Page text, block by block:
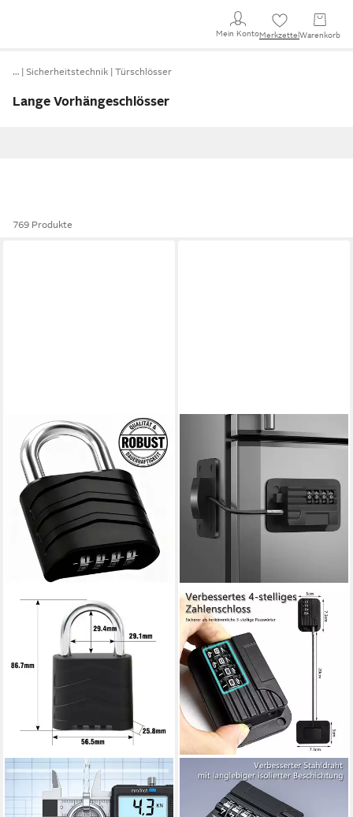
Mein KontoMerkzettel Warenkorb
… Sicherheitstechnik Türschlösser
Lange Vorhängeschlösser
769 Produkte
ZEDELMAIER
Vorhängeschloss
Zahlenschloss 4 Stellig
TUWENA
Vorhängeschloss Kühlschrank
Schloss mit Code Ohne, 4-